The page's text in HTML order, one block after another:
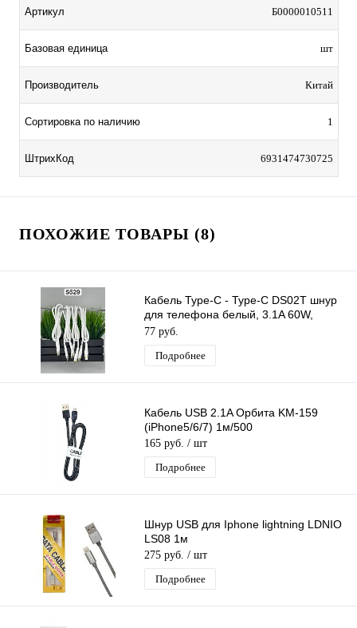
Артикул Б0000010511
Базовая единица шт
Производитель Китай
Сортировка по наличию 1
ШтрихКод 6931474730725
ПОХОЖИЕ ТОВАРЫ (8)
Кабель Type-C - Type-C DS02T шнур
для телефона белый, 3.1A 60W,
длина 1м
77 руб.
Подробнее
Кабель USB 2.1A Орбита KM-159
(iPhone5/6/7) 1м/500
165 руб. / шт
Подробнее
Шнур USB для Iphone lightning LDNIO
LS08 1м
275 руб. / шт
Подробнее